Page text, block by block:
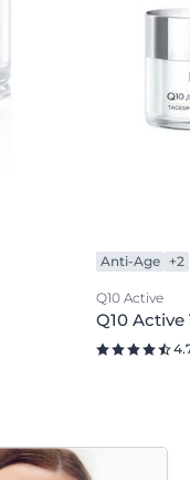
Anti-Age +2
Q10 Active
Q10